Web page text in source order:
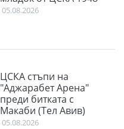
05.08.2026
ЦСКА стъпи на
"Аджарабет Арена"
преди битката с
Макаби (Тел Авив)
05.08.2026